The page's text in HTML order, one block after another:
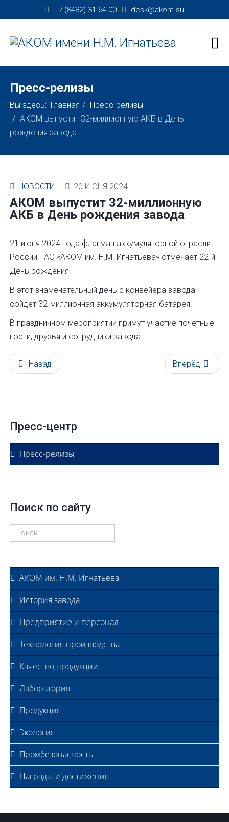
+7 (8482) 31-64-00 desk@akom.su
Пресс-релизы
Вы здесь: Главная
Пресс-релизы
АКОМ выпустит 32-миллионную АКБ в День
рождения завода
НОВОСТИ 20 ИЮНЯ 2024
АКОМ выпустит 32-миллионную
АКБ в День рождения завода
21 июня 2024 года флагман аккумуляторной отрасли
России - АО «АКОМ им. Н.М. Игнатьева» отмечает 22-й
День рождения.
В этот знаменательный день с конвейера завода
сойдет 32-миллионная аккумуляторная батарея.
В праздничном мероприятии примут участие почетные
гости, друзья и сотрудники завода.
Назад Вперёд
Пресс-центр
Пресс-релизы
Поиск по сайту
АКОМ им. Н.М. Игнатьева
История завода
Предприятие и персонал
Технология производства
Качество продукции
Лаборатория
Продукция
Экология
Промбезопасность
Награды и достижения